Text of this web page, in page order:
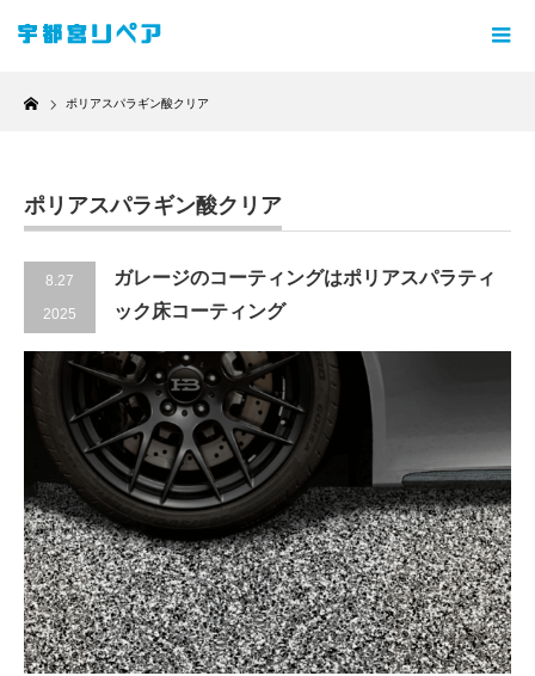
Home
ポリアスパラギン酸クリア
ポリアスパラギン酸クリア
8.27
2025
ガレージのコーティングはポリアスパラティ
ック床コーティング